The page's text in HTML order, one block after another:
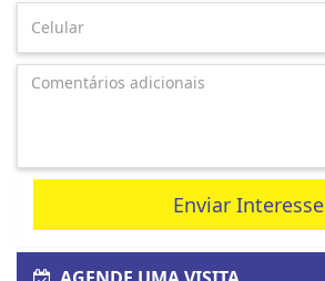
Enviar Interesse